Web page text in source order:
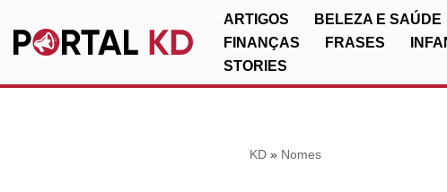
Pular
ARTIGOS BELEZA E SAÚDE
FINANÇAS
FRASES
STORIES
KD» Nomes